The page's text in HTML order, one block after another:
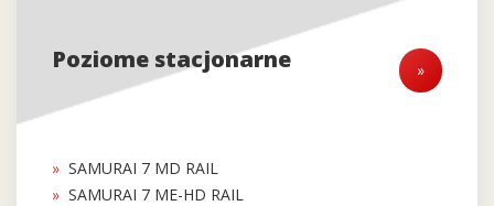
»
Poziome stacjonarne
SAMURAI 7 MD RAIL
SAMURAI 7 ME-HD RAIL